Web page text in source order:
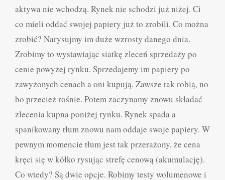
aktywa nie wchodzą. Rynek nie schodzi już niżej. Ci
co mieli oddać swojej papiery już to zrobili. Co można
zrobić? Narysujmy im duże wzrosty danego dnia.
Zrobimy to wystawiając siatkę zleceń sprzedaży po
cenie powyżej rynku. Sprzedajemy im papiery po
zawyżonych cenach a oni kupują. Zawsze tak robią, no
bo przecież rośnie. Potem zaczynamy znowu składać
zlecenia kupna poniżej rynku. Rynek spada a
spanikowany tłum znowu nam oddaje swoje papiery. W
pewnym momencie tłum jest tak przerażony, że cena
kręci się w kółko rysując strefę cenową (akumulację).
Co wtedy? Są dwie opcje. Robimy testy wolumenowe i